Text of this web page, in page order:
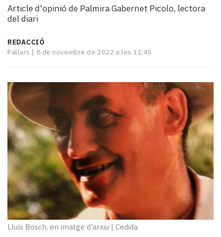
turisme
Esports
Mai
i
mitjans
El
temps
Reportatges
Entrevistes
Enquestes
escena!
Dis
la
teva!
Subscriptors
La
Article d'opinió de Palmira Gabernet Picolo, lectora
del diari
REDACCIÓ
Pallars | 8 de novembre de 2022 a les 11:45
Lluís Bosch, en imatge d'arxiu | Cedida